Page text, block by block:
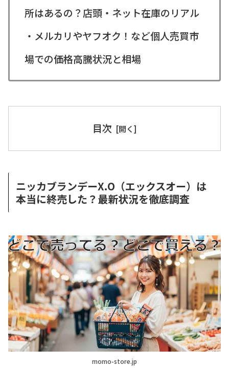
所はあるの？店頭・ネット在庫のリアル
・メルカリやヤフオク！など個人売買市
場での価格高騰状況と相場
目次
ニッカブランデーX.O（エックスオー）は
本当に終売した？最新状況を徹底調査
momo-store.jp